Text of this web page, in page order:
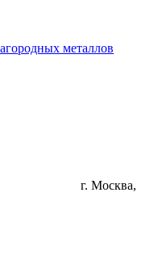
металлов
г. Москва,